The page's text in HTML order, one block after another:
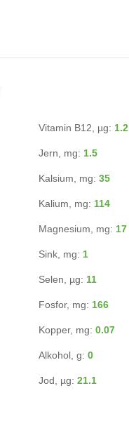
Vitamin B12, µg: 1.2
Jern, mg: 1.5
Kalsium, mg: 35
Kalium, mg: 114
Magnesium, mg: 17
Sink, mg: 1
Selen, µg: 11
Fosfor, mg: 166
Kopper, mg: 0.07
Alkohol, g: 0
Jod, µg: 21.1